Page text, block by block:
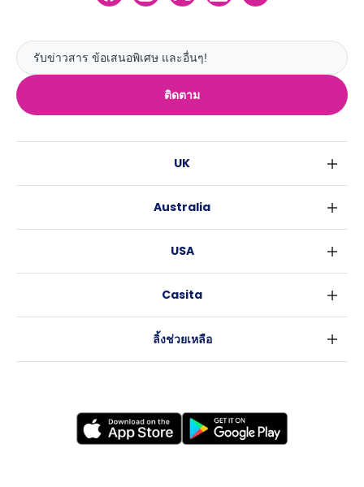
ติดตาม
UK
เอดินเบอระ
ลีดส์
โคเวนทรี
เลสเตอร์
Australia
บริสเบน
อะเดลายด์
USA
แอตแลนตา
Casita
ลิ้งช่วยเหลือ